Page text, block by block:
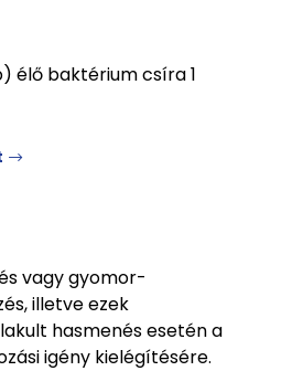
élő baktérium csíra 1
vagy gyomor-
illetve ezek
hasmenés esetén a
igény kielégítésére.